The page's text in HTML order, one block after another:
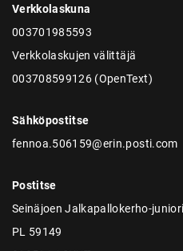
Verkkolaskuna
003701985593
Verkkolaskujen välittäjä
003708599126 (OpenText)
Sähköpostitse
fennoa.506159@erin.posti.com
Postitse
Seinäjoen Jalkapallokerho-
PL 59149